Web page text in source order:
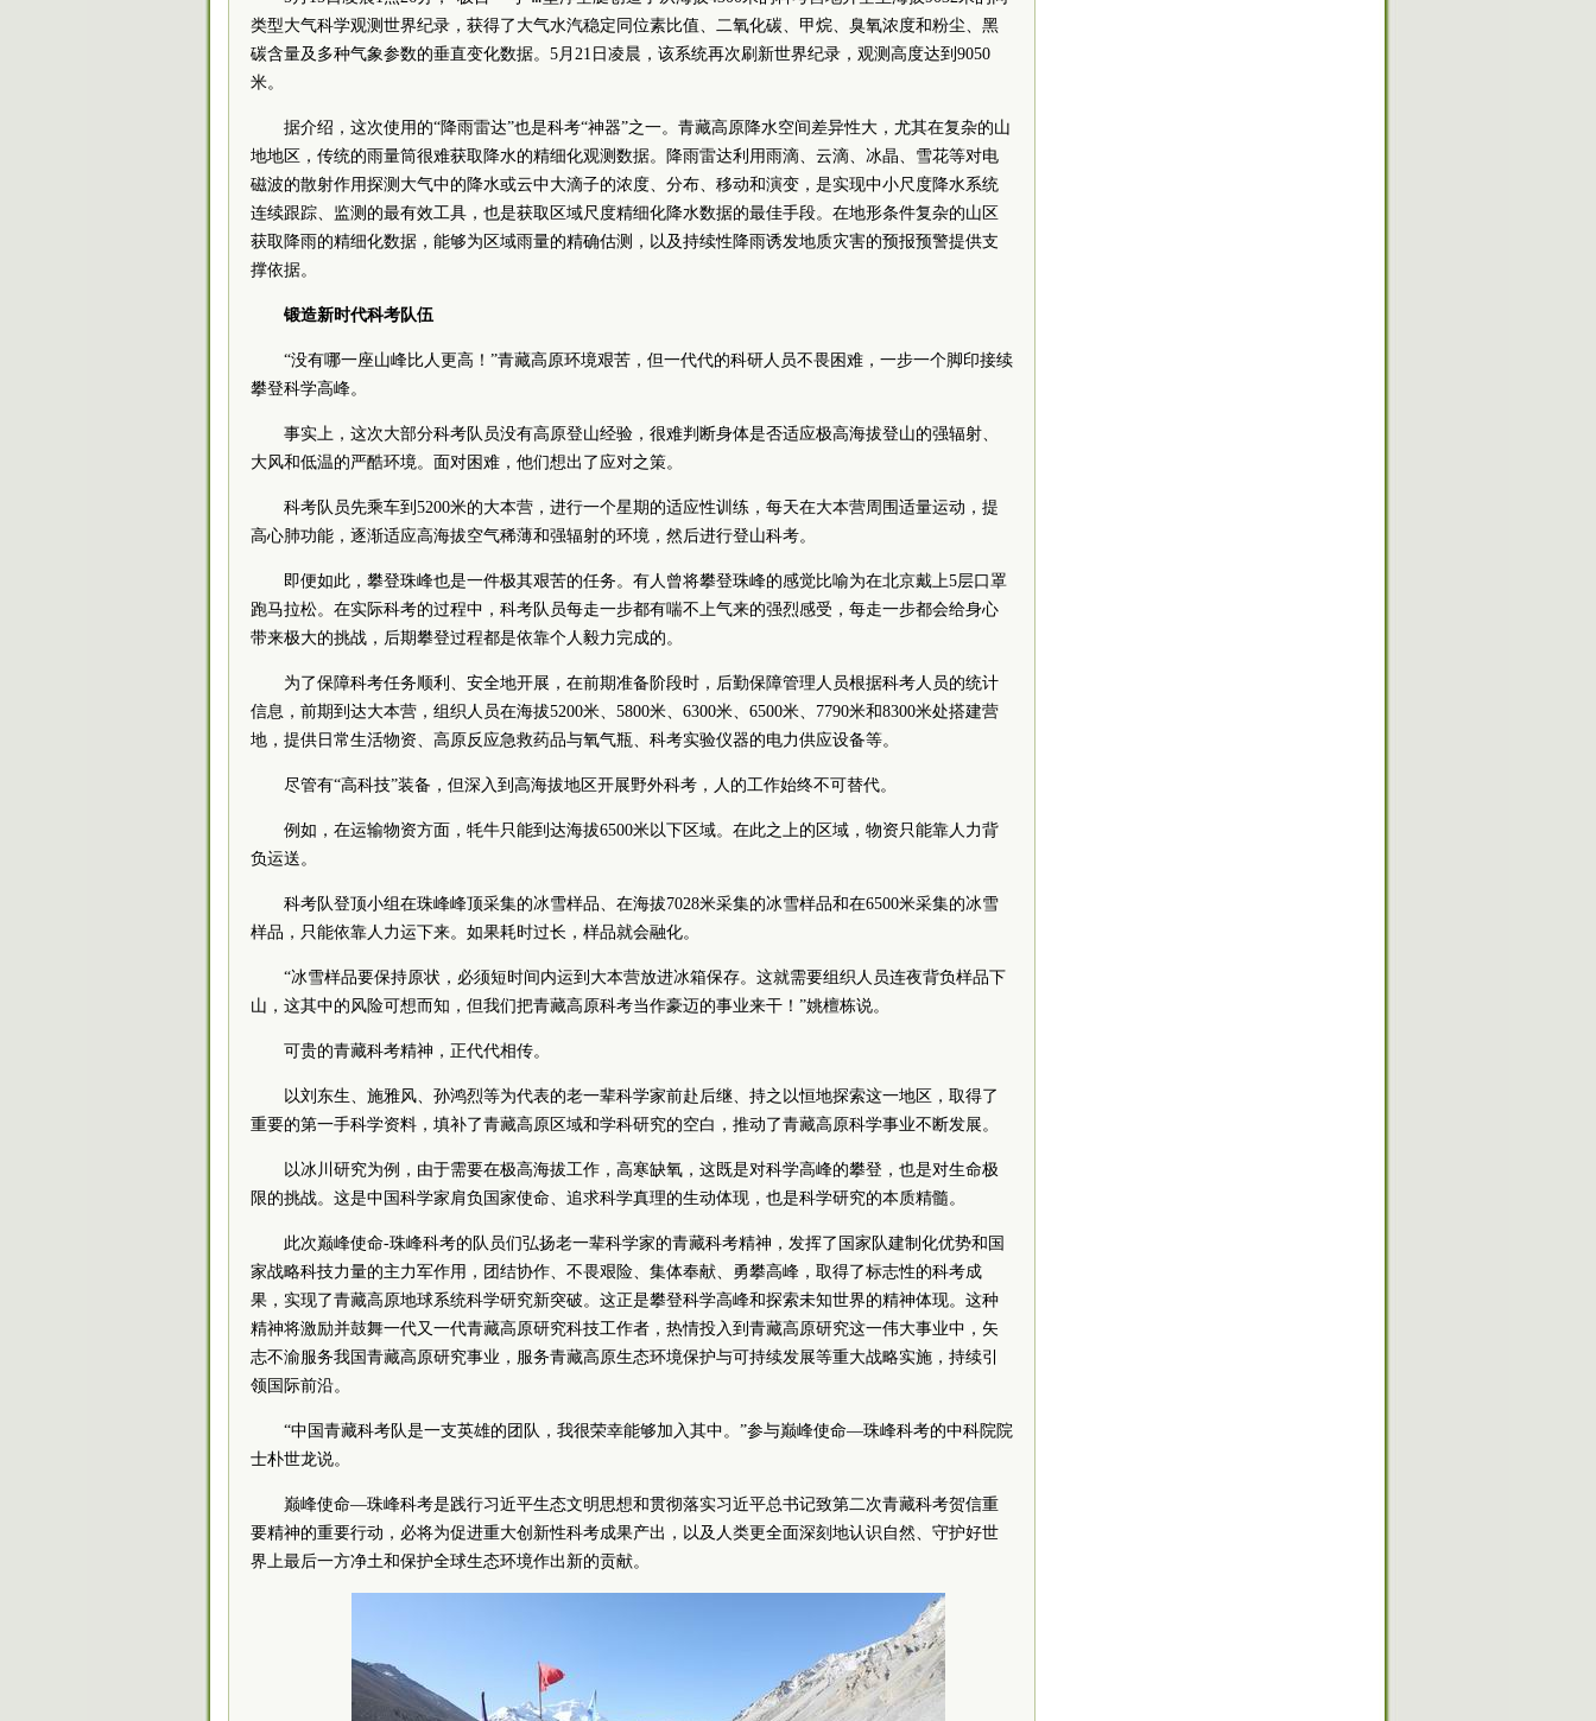
类型大气科学观测世界纪录，获得了大气水汽稳定同位素比值、二氧化碳、甲烷、臭氧浓度和粉尘、黑
碳含量及多种气象参数的垂直变化数据。5月21日凌晨，该系统再次刷新世界纪录，观测高度达到9050
米。
据介绍，这次使用的“降雨雷达”也是科考“神器”之一。青藏高原降水空间差异性大，尤其在复杂的山
地地区，传统的雨量筒很难获取降水的精细化观测数据。降雨雷达利用雨滴、云滴、冰晶、雪花等对电
磁波的散射作用探测大气中的降水或云中大滴子的浓度、分布、移动和演变，是实现中小尺度降水系统
连续跟踪、监测的最有效工具，也是获取区域尺度精细化降水数据的最佳手段。在地形条件复杂的山区
获取降雨的精细化数据，能够为区域雨量的精确估测，以及持续性降雨诱发地质灾害的预报预警提供支
撑依据。
锻造新时代科考队伍
“没有哪一座山峰比人更高！”青藏高原环境艰苦，但一代代的科研人员不畏困难，一步一个脚印接续
攀登科学高峰。
事实上，这次大部分科考队员没有高原登山经验，很难判断身体是否适应极高海拔登山的强辐射、
大风和低温的严酷环境。面对困难，他们想出了应对之策。
科考队员先乘车到5200米的大本营，进行一个星期的适应性训练，每天在大本营周围适量运动，提
高心肺功能，逐渐适应高海拔空气稀薄和强辐射的环境，然后进行登山科考。
即便如此，攀登珠峰也是一件极其艰苦的任务。有人曾将攀登珠峰的感觉比喻为在北京戴上5层口罩
跑马拉松。在实际科考的过程中，科考队员每走一步都有喘不上气来的强烈感受，每走一步都会给身心
带来极大的挑战，后期攀登过程都是依靠个人毅力完成的。
为了保障科考任务顺利、安全地开展，在前期准备阶段时，后勤保障管理人员根据科考人员的统计
信息，前期到达大本营，组织人员在海拔5200米、5800米、6300米、6500米、7790米和8300米处搭建营
地，提供日常生活物资、高原反应急救药品与氧气瓶、科考实验仪器的电力供应设备等。
尽管有“高科技”装备，但深入到高海拔地区开展野外科考，人的工作始终不可替代。
例如，在运输物资方面，牦牛只能到达海拔6500米以下区域。在此之上的区域，物资只能靠人力背
负运送。
科考队登顶小组在珠峰峰顶采集的冰雪样品、在海拔7028米采集的冰雪样品和在6500米采集的冰雪
样品，只能依靠人力运下来。如果耗时过长，样品就会融化。
“冰雪样品要保持原状，必须短时间内运到大本营放进冰箱保存。这就需要组织人员连夜背负样品下
山，这其中的风险可想而知，但我们把青藏高原科考当作豪迈的事业来干！”姚檀栋说。
可贵的青藏科考精神，正代代相传。
以刘东生、施雅风、孙鸿烈等为代表的老一辈科学家前赴后继、持之以恒地探索这一地区，取得了
重要的第一手科学资料，填补了青藏高原区域和学科研究的空白，推动了青藏高原科学事业不断发展。
以冰川研究为例，由于需要在极高海拔工作，高寒缺氧，这既是对科学高峰的攀登，也是对生命极
限的挑战。这是中国科学家肩负国家使命、追求科学真理的生动体现，也是科学研究的本质精髓。
此次巅峰使命-珠峰科考的队员们弘扬老一辈科学家的青藏科考精神，发挥了国家队建制化优势和国
家战略科技力量的主力军作用，团结协作、不畏艰险、集体奉献、勇攀高峰，取得了标志性的科考成
果，实现了青藏高原地球系统科学研究新突破。这正是攀登科学高峰和探索未知世界的精神体现。这种
精神将激励并鼓舞一代又一代青藏高原研究科技工作者，热情投入到青藏高原研究这一伟大事业中，矢
志不渝服务我国青藏高原研究事业，服务青藏高原生态环境保护与可持续发展等重大战略实施，持续引
领国际前沿。
“中国青藏科考队是一支英雄的团队，我很荣幸能够加入其中。”参与巅峰使命—珠峰科考的中科院院
士朴世龙说。
巅峰使命—珠峰科考是践行习近平生态文明思想和贯彻落实习近平总书记致第二次青藏科考贺信重
要精神的重要行动，必将为促进重大创新性科考成果产出，以及人类更全面深刻地认识自然、守护好世
界上最后一方净土和保护全球生态环境作出新的贡献。